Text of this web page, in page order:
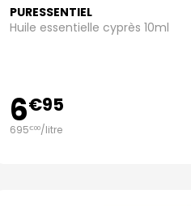
PURESSENTIEL
Huile essentielle cyprès 10ml
6€95
695€00/litre